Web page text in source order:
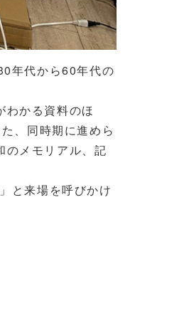
年代から60年代の
かる資料のほ
、同時期に進めら
のメモリアル、記
と来場を呼びかけ